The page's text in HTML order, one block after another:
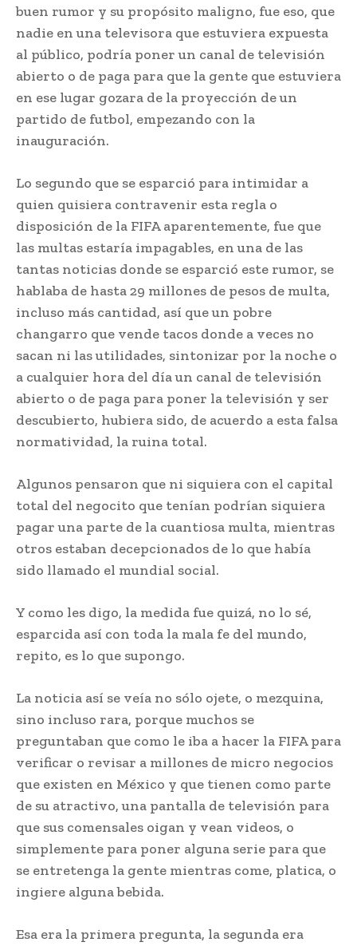
buen rumor y su propósito maligno, fue eso, que
nadie en una televisora que estuviera expuesta
al público, podría poner un canal de televisión
abierto o de paga para que la gente que estuviera
en ese lugar gozara de la proyección de un
partido de futbol, empezando con la
inauguración.
Lo segundo que se esparció para intimidar a
quien quisiera contravenir esta regla o
disposición de la FIFA aparentemente, fue que
las multas estaría impagables, en una de las
tantas noticias donde se esparció este rumor, se
hablaba de hasta 29 millones de pesos de multa,
incluso más cantidad, así que un pobre
changarro que vende tacos donde a veces no
sacan ni las utilidades, sintonizar por la noche o
a cualquier hora del día un canal de televisión
abierto o de paga para poner la televisión y ser
descubierto, hubiera sido, de acuerdo a esta falsa
normatividad, la ruina total.
Algunos pensaron que ni siquiera con el capital
total del negocito que tenían podrían siquiera
pagar una parte de la cuantiosa multa, mientras
otros estaban decepcionados de lo que había
sido llamado el mundial social.
Y como les digo, la medida fue quizá, no lo sé,
esparcida así con toda la mala fe del mundo,
repito, es lo que supongo.
La noticia así se veía no sólo ojete, o mezquina,
sino incluso rara, porque muchos se
preguntaban que como le iba a hacer la FIFA para
verificar o revisar a millones de micro negocios
que existen en México y que tienen como parte
de su atractivo, una pantalla de televisión para
que sus comensales oigan y vean videos, o
simplemente para poner alguna serie para que
se entretenga la gente mientras come, platica, o
ingiere alguna bebida.
Esa era la primera pregunta, la segunda era